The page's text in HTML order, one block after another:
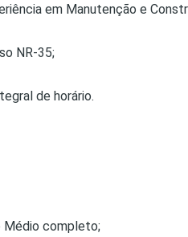
em Manutenção e
NR-35;
de horário.
Médio completo;